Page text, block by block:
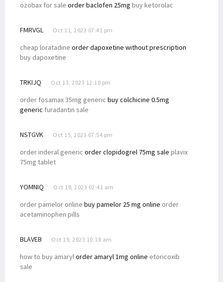
ozobax for sale order baclofen 25mg buy ketorolac
FMRVGL Oct 11, 2023 07:41 pm
cheap loratadine order dapoxetine without prescription
buy dapoxetine
TRKIJQ Oct 13, 2023 12:10 pm
order fosamax 35mg generic buy colchicine 0.5mg
generic furadantin sale
NSTGVK Oct 15, 2023 07:54 pm
order inderal generic order clopidogrel 75mg sale plavix
75mg tablet
YOMNIQ Oct 18, 2023 02:41 am
order pamelor online buy pamelor 25 mg online order
acetaminophen pills
BLAVEB Oct 19, 2023 10:18 am
how to buy amarylorder amaryl 1mg online etoricoxib
sale